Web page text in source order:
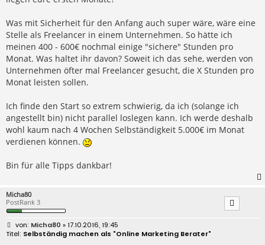
Was mit Sicherheit für den Anfang auch super wäre, wäre eine
Stelle als Freelancer in einem Unternehmen. So hätte ich
meinen 400 - 600€ nochmal einige "sichere" Stunden pro
Monat. Was haltet ihr davon? Soweit ich das sehe, werden von
Unternehmen öfter mal Freelancer gesucht, die X Stunden pro
Monat leisten sollen.
Ich finde den Start so extrem schwierig, da ich (solange ich
angestellt bin) nicht parallel loslegen kann. Ich werde deshalb
wohl kaum nach 4 Wochen Selbständigkeit 5.000€ im Monat
verdienen können.
Bin für alle Tipps dankbar!
Micha80
PostRank 3
B
e
i
Micha80 » 17.10.2016, 19:45
Selbständig machen als "Online Marketing Berater"